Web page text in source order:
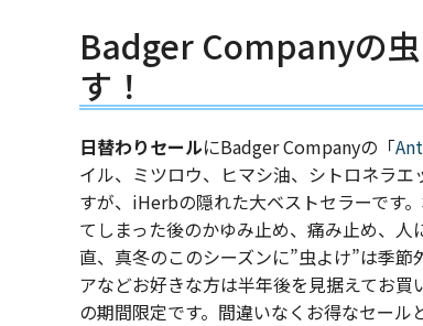
Badger Companyの
す！
日替わりセールにBadger Companyの「
イル、ミツロウ、ヒマシ油、シトロネラ
すが、iHerbの隠れた大ベストセラーです
てしまった後のかゆみ止め、痛み止め、
直、真冬のこのシーズンに”虫よけ”は季
アなどお好きな方は半年後を見据えてお買
の期間限定です。間違いなくお得なセール